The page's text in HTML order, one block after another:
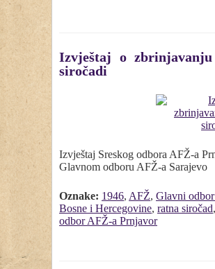
Izvještaj o
siročadi
Izvještaj Sreskog odbora AFŽ-a
Glavnom odboru AFŽ-a Sarajevo
Oznake: 1946, AFŽ, Glavni
Bosne i Hercegovine, ratna siročad,
odbor AFŽ-a Prnjavor